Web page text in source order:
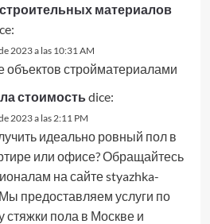
материалов
2023 a las 10:31 AM
объектов стройматериалами
стоимость dice:
2023 a las 2:11 PM
идеально ровный пол в
или офисе? Обращайтесь
на сайте styazhka-
предоставляем услуги по
стяжки пола в Москве и